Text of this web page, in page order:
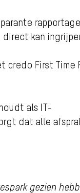
kan
credo First Time
als IT-
dat alle
gezien